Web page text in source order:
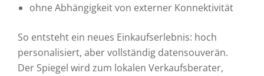
ohne Abhängigkeit von externer Konnektivität
So entsteht ein neues Einkaufserlebnis: hoch
personalisiert, aber vollständig datensouverän.
Der Spiegel wird zum lokalen Verkaufsberater,